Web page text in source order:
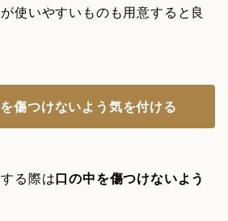
使いやすいものも用意すると良
傷つけないよう気を付ける
る際は口の中を傷つけないよう